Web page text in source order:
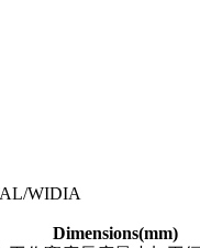
WIDIA
Dimensions(mm)